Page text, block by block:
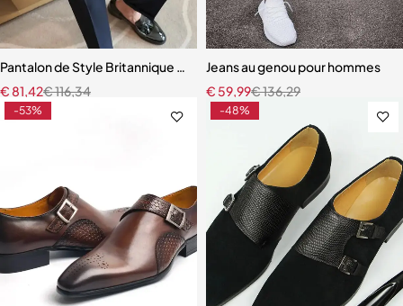
Pantalon de Style Britannique pour Homme
€116,34
€ 81,42
Jeans au genou pour hommes
€136,29
€ 59,99
-53% -48%